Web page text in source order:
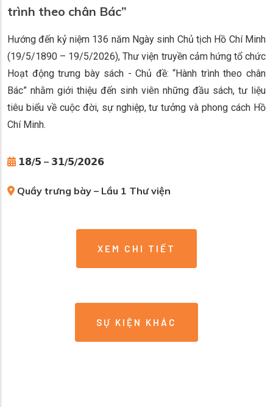
trình theo chân Bác”
Hướng đến kỷ niệm 136 năm Ngày sinh Chủ tịch Hồ Chí Minh
(19/5/1890 – 19/5/2026), Thư viện truyền cảm hứng tổ chức
Hoạt động trưng bày sách - Chủ đề: “Hành trình theo chân
Bác” nhằm giới thiệu đến sinh viên những đầu sách, tư liệu
tiêu biểu về cuộc đời, sự nghiệp, tư tưởng và phong cách Hồ
Chí Minh.
𝟭𝟴/𝟱 – 𝟯𝟭/𝟱/𝟮𝟬𝟮𝟲
Quầy trưng bày – Lầu 1 Thư viện
XEM CHI TIẾT
SỰ KIỆN KHÁC